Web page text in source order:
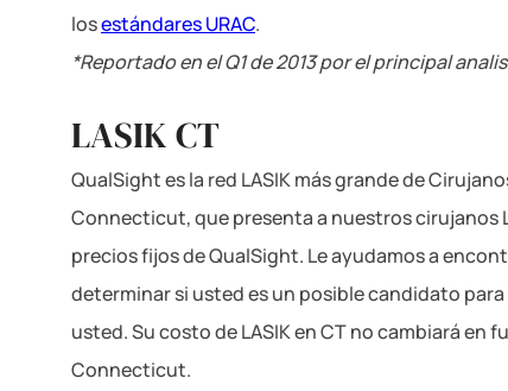
losestándares URAC.
*Reportado en el Q1 de 2013 por el principal
LASIK CT
QualSight es la red LASIK más grande de
Connecticut, que presenta a nuestros cirujanos
precios fijos de QualSight. Le ayudamos a
determinar si usted es un posible candidato para
usted. Su costo de LASIK en CT no cambiará
Connecticut.